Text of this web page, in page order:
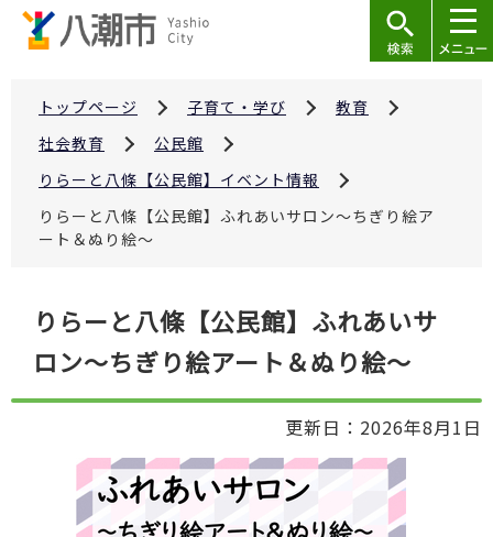
トップページ 子育て・学び
教育
社会教育
公民館
りらーと八條【公民館】イベント情報
りらーと八條【公民館】ふれあいサロン～ちぎり絵ア
ート＆ぬり絵～
りらーと八條【公民館】ふれあいサ
ロン～ちぎり絵アート＆ぬり絵～
更新日：2026年8月1日